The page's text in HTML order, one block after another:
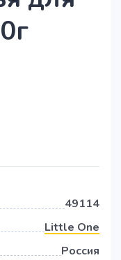
49114
Little One
Россия